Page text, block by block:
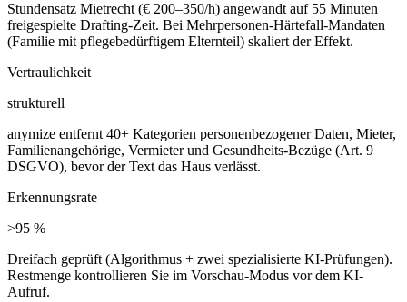
Stundensatz Mietrecht (€ 200–350/h) angewandt auf 55 Minuten
freigespielte Drafting-Zeit. Bei Mehrpersonen-Härtefall-Mandaten
(Familie mit pflegebedürftigem Elternteil) skaliert der Effekt.
Vertraulichkeit
strukturell
anymize entfernt 40+ Kategorien personenbezogener Daten, Mieter,
Familienangehörige, Vermieter und Gesundheits-Bezüge (Art. 9
DSGVO), bevor der Text das Haus verlässt.
Erkennungsrate
>95 %
Dreifach geprüft (Algorithmus + zwei spezialisierte KI-Prüfungen).
Restmenge kontrollieren Sie im Vorschau-Modus vor dem KI-
Aufruf.